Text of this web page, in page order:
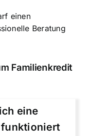
einen
Beratung
Familienkredit
eine
funktioniert